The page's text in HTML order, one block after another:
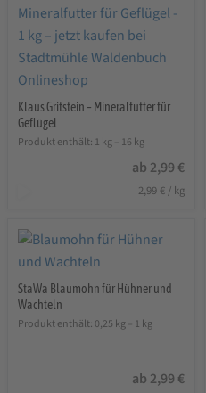
Klaus Gritstein – Mineralfutter für
Geflügel
Produkt enthält: 1 kg – 16 kg
ab 2,99 €
2,99 € / kg
StaWa Blaumohn für Hühner und
Wachteln
Produkt enthält: 0,25 kg – 1 kg
ab 2,99 €